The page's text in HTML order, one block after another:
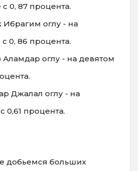
0, 87 процента.
оглу - на
0, 86 процента.
оглу - на девятом
Джалал оглу - на
0,61 процента.
добьемся больших